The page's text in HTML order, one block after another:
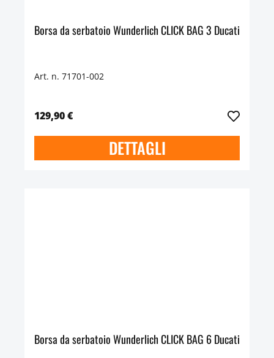
Borsa da serbatoio Wunderlich CLICK BAG 3 Ducati
Art. n. 71701-002
129,90 €
DETTAGLI
Borsa da serbatoio Wunderlich CLICK BAG 6 Ducati